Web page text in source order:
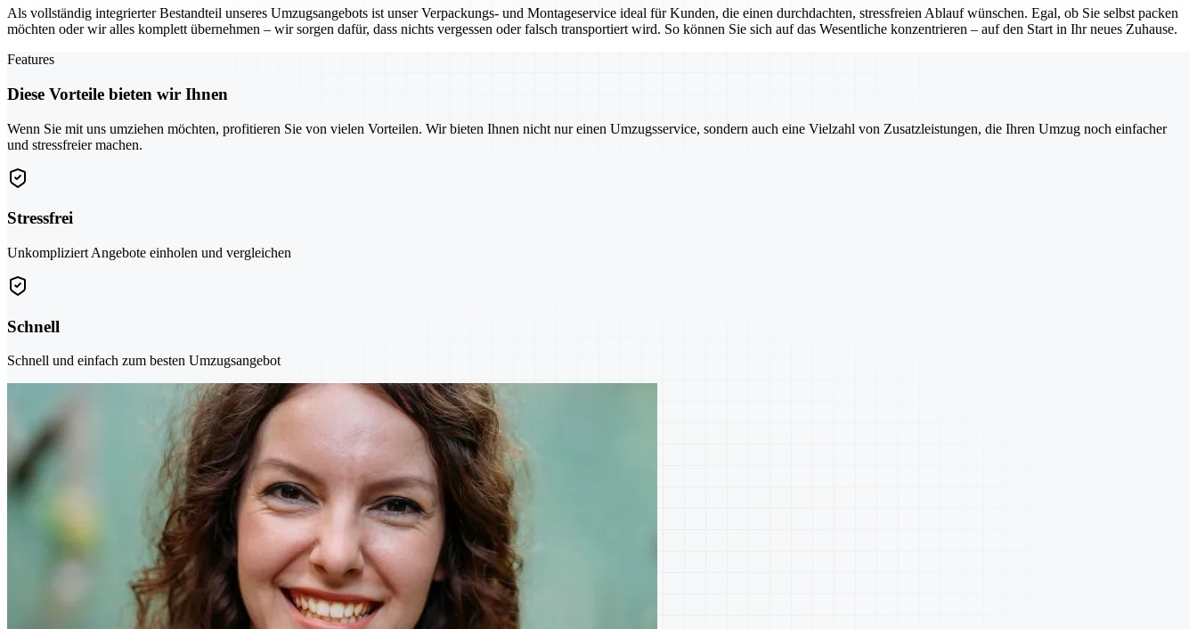
Als vollständig integrierter Bestandteil unseres Umzugsangebots ist unser Verpackungs- und Montageservice ideal für Kunden, die einen durchdachten, stressfreien Ablauf wünschen. Egal, ob Sie selbst packen
möchten oder wir alles komplett übernehmen – wir sorgen dafür, dass nichts vergessen oder falsch transportiert wird. So können Sie sich auf das Wesentliche konzentrieren – auf den Start in Ihr neues Zuhause.
Features
Diese Vorteile bieten wir Ihnen
Wenn Sie mit uns umziehen möchten, profitieren Sie von vielen Vorteilen. Wir bieten Ihnen nicht nur einen Umzugsservice, sondern auch eine Vielzahl von Zusatzleistungen, die Ihren Umzug noch einfacher
und stressfreier machen.
Stressfrei
Unkompliziert Angebote einholen und vergleichen
Schnell
Schnell und einfach zum besten Umzugsangebot